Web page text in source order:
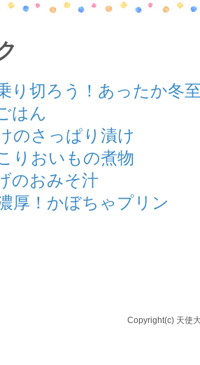
り切ろう！あったか冬
はん
のさっぱり漬け
りおいもの煮物
のおみそ汁
厚！かぼちゃプリン
Copyright(c) 天使